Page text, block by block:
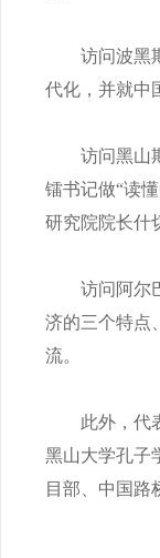
访问波黑期
代化，并就中
访问黑山期
镭书记做“读
研究院院长什
访问阿尔巴
济的三个特点
流。
此外，代表
黑山大学孔子
目部、中国路